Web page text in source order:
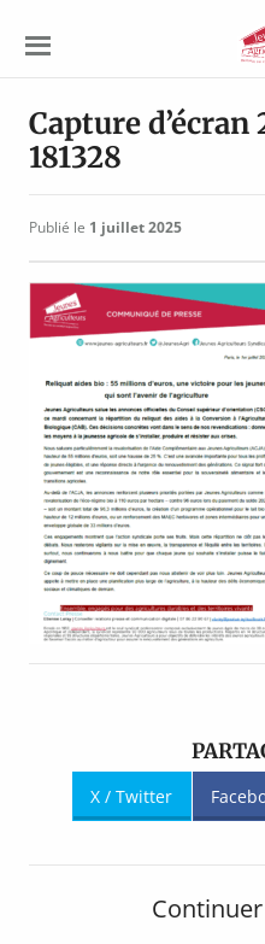
Capture d’écran
181328
Publié le 1 juillet 2025
X / Twitter